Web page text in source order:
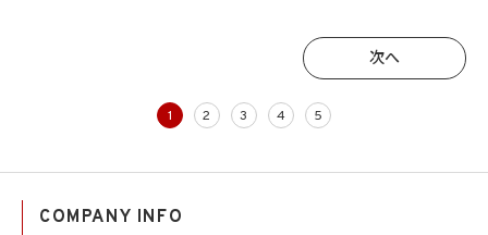
1 2 3 4 5
次へ
次へ
COMPANY INFO